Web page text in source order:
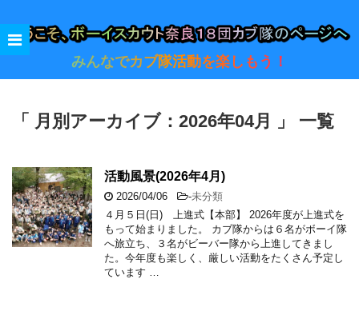
みんなでカブ隊活動を楽しもう！
「 月別アーカイブ：2026年04月 」 一覧
活動風景(2026年4月)
2026/04/06 -未分類
４月５日(日) 上進式【本部】 2026年度が上進式を
もって始まりました。 カブ隊からは６名がボーイ隊
へ旅立ち、３名がビーバー隊から上進してきまし
た。今年度も楽しく、厳しい活動をたくさん予定し
ています …